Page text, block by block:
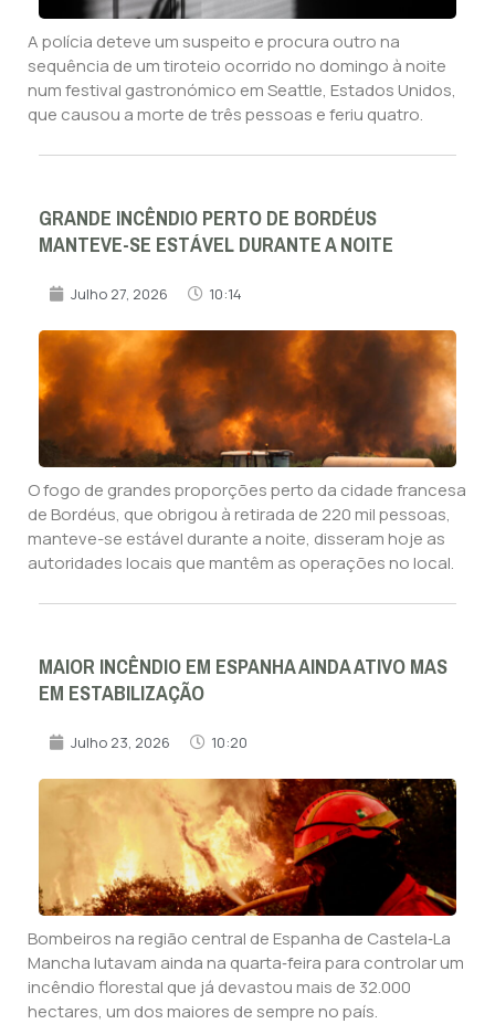
A polícia deteve um suspeito e procura outro na
sequência de um tiroteio ocorrido no domingo à noite
num festival gastronómico em Seattle, Estados Unidos,
que causou a morte de três pessoas e feriu quatro.
GRANDE INCÊNDIO PERTO DE BORDÉUS
MANTEVE-SE ESTÁVEL DURANTE A NOITE
Julho 27, 2026 10:14
O fogo de grandes proporções perto da cidade francesa
de Bordéus, que obrigou à retirada de 220 mil pessoas,
manteve-se estável durante a noite, disseram hoje as
autoridades locais que mantêm as operações no local.
MAIOR INCÊNDIO EM ESPANHA AINDA ATIVO MAS
EM ESTABILIZAÇÃO
Julho 23, 2026 10:20
Bombeiros na região central de Espanha de Castela‑La
Mancha lutavam ainda na quarta‑feira para controlar um
incêndio florestal que já devastou mais de 32.000
hectares, um dos maiores de sempre no país.